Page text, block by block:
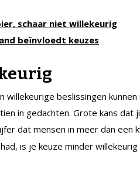
schaar niet willekeurig
beïnvloedt keuzes
willekeurige beslissingen
in gedachten. Grote kans dat
dat mensen in meer dan een
is je keuze minder